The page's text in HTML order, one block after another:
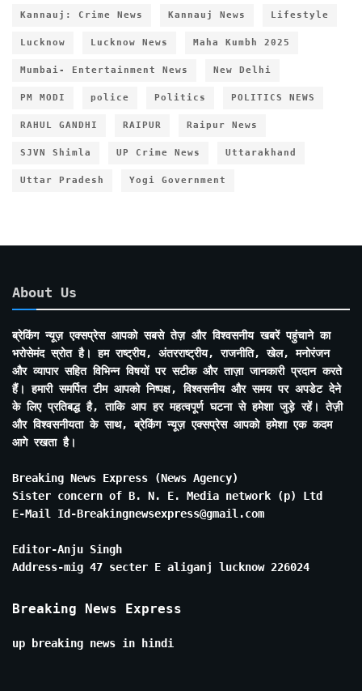
Kannauj: Crime News Kannauj News Lifestyle
Lucknow Lucknow News Maha Kumbh 2025
Mumbai- Entertainment News New Delhi
PM MODI police Politics POLITICS NEWS
RAHUL GANDHI RAIPUR Raipur News
SJVN Shimla UP Crime News Uttarakhand
Uttar Pradesh Yogi Government
About Us
ब्रेकिंग न्यूज़ एक्सप्रेस आपको सबसे तेज़ और विश्वसनीय खबरें पहुंचाने का
भरोसेमंद स्रोत है। हम राष्ट्रीय, अंतरराष्ट्रीय, राजनीति, खेल, मनोरंजन
और व्यापार सहित विभिन्न विषयों पर सटीक और ताज़ा जानकारी प्रदान करते
हैं। हमारी समर्पित टीम आपको निष्पक्ष, विश्वसनीय और समय पर अपडेट देने
के लिए प्रतिबद्ध है, ताकि आप हर महत्वपूर्ण घटना से हमेशा जुड़े रहें। तेज़ी
और विश्वसनीयता के साथ, ब्रेकिंग न्यूज़ एक्सप्रेस आपको हमेशा एक कदम
आगे रखता है।
Breaking News Express (News Agency)
Sister concern of B. N. E. Media network (p) Ltd
E-Mail Id-Breakingnewsexpress@gmail.com
Editor-Anju Singh
Address-mig 47 secter E aliganj lucknow 226024
Breaking News Express
up breaking news in hindi